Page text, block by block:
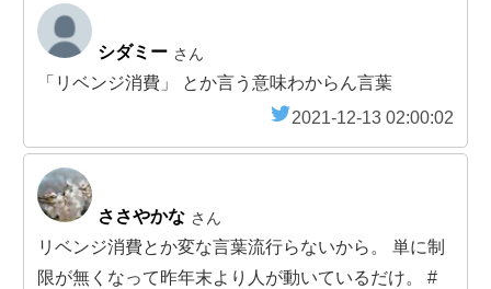
シダミー さん
「リベンジ消費」 とか言う意味わからん言葉
2021-12-13 02:00:02
ささやかな さん
リベンジ消費とか変な言葉流行らないから。 単に制
限が無くなって昨年末より人が動いているだけ。 #